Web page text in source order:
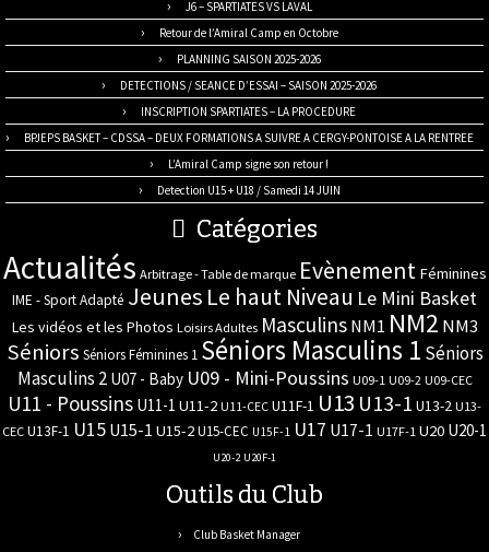
J6 – SPARTIATES VS LAVAL
Retour de l’Amiral Camp en Octobre
PLANNING SAISON 2025-2026
DETECTIONS / SEANCE D’ESSAI – SAISON 2025-2026
INSCRIPTION SPARTIATES – LA PROCEDURE
BPJEPS BASKET – CDSSA – DEUX FORMATIONS A SUIVRE A CERGY-PONTOISE A LA RENTREE
L’Amiral Camp signe son retour !
Detection U15 + U18 / Samedi 14 JUIN
Catégories
Actualités Arbitrage - Table de marque Evènement Féminines
IME - Sport Adapté Jeunes Le haut Niveau Le Mini Basket
Les vidéos et les Photos Loisirs Adultes Masculins NM1 NM2 NM3
Séniors Séniors Féminines 1 Séniors Masculins 1 Séniors
Masculins 2 U07 - Baby U09 - Mini-Poussins U09-1 U09-2 U09-CEC
U11 - Poussins U11-1 U11-2 U11-CEC U11F-1 U13 U13-1 U13-2 U13-
CEC U13F-1 U15 U15-1 U15-2U15-CEC U15F-1 U17 U17-1 U17F-1 U20 U20-1
U20-2 U20F-1
Outils du Club
Club Basket Manager